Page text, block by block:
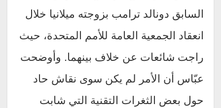
السابق دونالد ترامب بزوجته ميلانيا خلال
انعقاد الجمعية العامة للأمم المتحدة، حيث
راجت شائعات عن خلاف بينهما. وأوضحت
عبّاس أن الأمر لم يكن سوى نقاش حاد
حول بعض الثغرات التقنية التي شابت